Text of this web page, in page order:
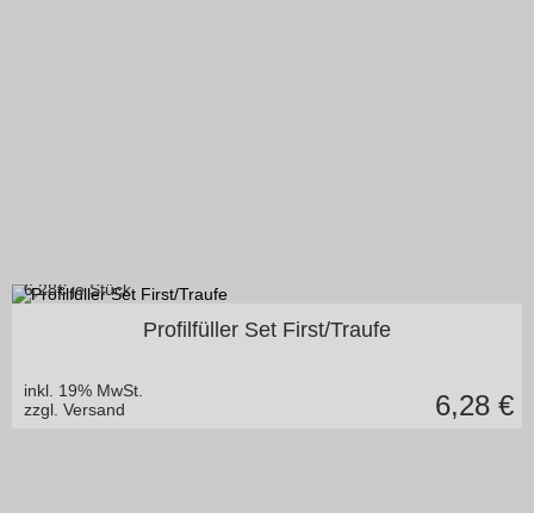
in vielen Varianten
6,28€ je Stück
Profilfüller Set First/Traufe
inkl. 19% MwSt.
zzgl. Versand
6,28 €